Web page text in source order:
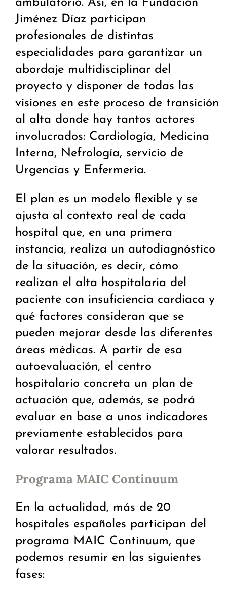
ambulatorio. Así, en la Fundación
Jiménez Díaz participan
profesionales de distintas
especialidades para garantizar un
abordaje multidisciplinar del
proyecto y disponer de todas las
visiones en este proceso de transición
al alta donde hay tantos actores
involucrados: Cardiología, Medicina
Interna, Nefrología, servicio de
Urgencias y Enfermería.
El plan es un modelo flexible y se
ajusta al contexto real de cada
hospital que, en una primera
instancia, realiza un autodiagnóstico
de la situación, es decir, cómo
realizan el alta hospitalaria del
paciente con insuficiencia cardiaca y
qué factores consideran que se
pueden mejorar desde las diferentes
áreas médicas. A partir de esa
autoevaluación, el centro
hospitalario concreta un plan de
actuación que, además, se podrá
evaluar en base a unos indicadores
previamente establecidos para
valorar resultados.
Programa MAIC Continuum
En la actualidad, más de 20
hospitales españoles participan del
programa MAIC Continuum, que
podemos resumir en las siguientes
fases: